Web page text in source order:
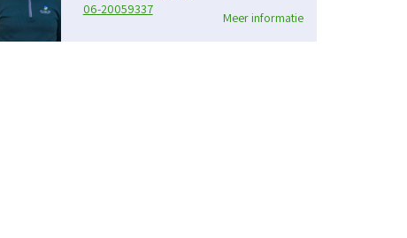
06-20059337
Meer informatie